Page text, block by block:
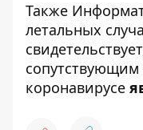
Также
летальных
коронавирусе